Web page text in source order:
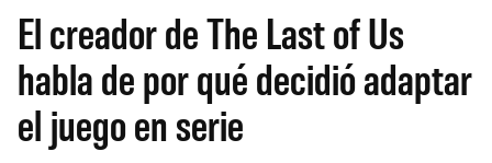
El creador de The Last of Us
habla de por qué decidió adaptar
el juego en serie